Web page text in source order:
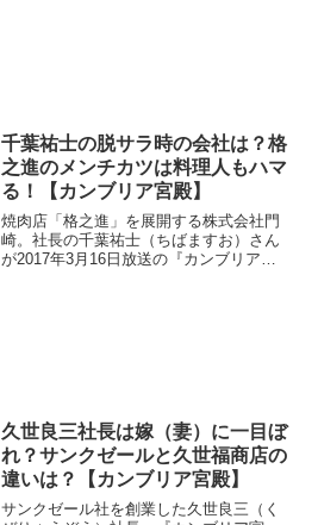
千葉祐士の脱サラ時の会社は？格
之進のメンチカツは料理人もハマ
る！【カンブリア宮殿】
焼肉店「格之進」を展開する株式会社門
崎。社長の千葉祐士（ちばますお）さん
が2017年3月16日放送の『カンブリア宮
久世良三社長は嫁（妻）に一目ぼ
れ？サンクゼールと久世福商店の
違いは？【カンブリア宮殿】
サンクゼール社を創業した久世良三（く